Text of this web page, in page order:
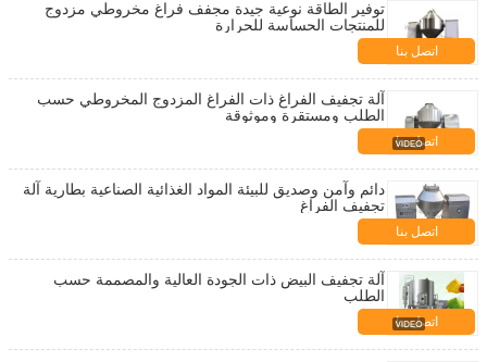
توفير الطاقة نوعية جيدة مجفف فراغ مخروطي مزدوج
للمنتجات الحساسة للحرارة
اتصل بنا
آلة تجفيف الفراغ ذات الفراغ المزدوج المخروطي حسب
الطلب ومستقرة وموثوقة
اتصل بنا
دائم وآمن وصديق للبيئة المواد الغذائية الصناعية بطارية آلة
تجفيف الفراغ
اتصل بنا
آلة تجفيف البيض ذات الجودة العالية والمصممة حسب
الطلب
اتصل بنا